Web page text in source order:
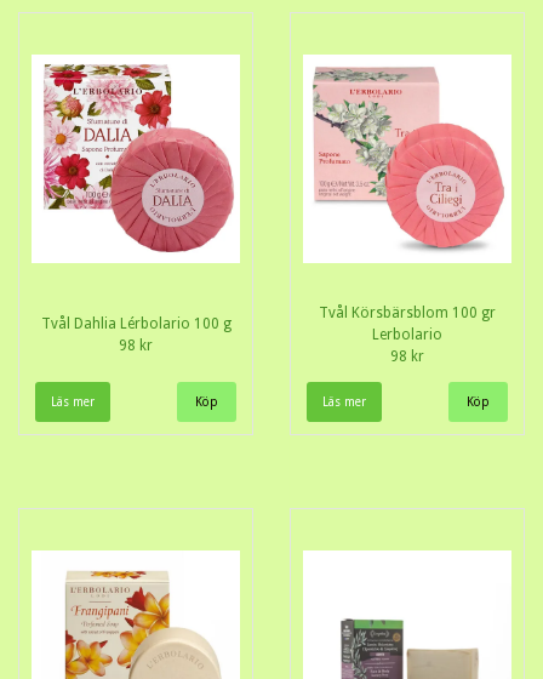
Tvål Dahlia Lérbolario 100 g
98 kr
Läs mer
Tvål Körsbärsblom 100 gr
Lerbolario
98 kr
Läs mer